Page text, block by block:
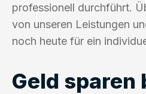
professionell durchführt.
von unseren Leistungen
noch heute für ein
Geld sparen